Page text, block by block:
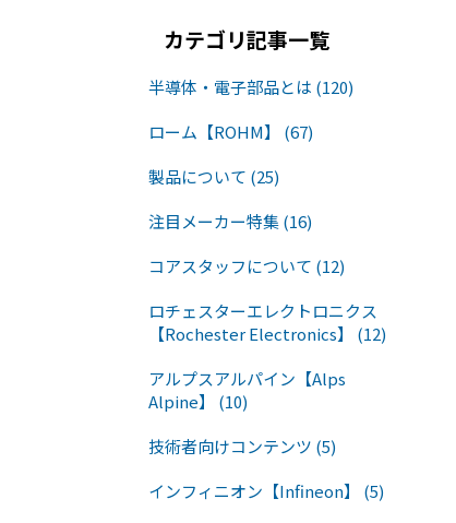
カテゴリ記事一覧
半導体・電子部品とは (120)
ローム【ROHM】 (67)
製品について (25)
注目メーカー特集 (16)
コアスタッフについて (12)
ロチェスターエレクトロニクス
【Rochester Electronics】 (12)
アルプスアルパイン【Alps
Alpine】 (10)
技術者向けコンテンツ (5)
インフィニオン【Infineon】 (5)